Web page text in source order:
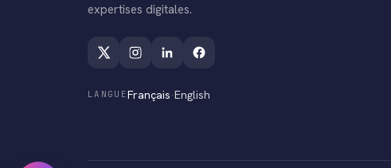
expertises digitales.
LANGUEFrançais·English